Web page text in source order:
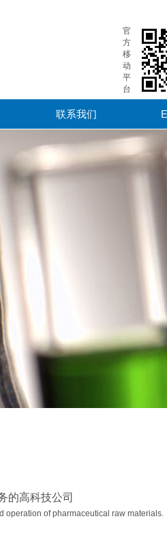
官
方
移
动
平
台
联系我们
的高科技公司
operation of pharmaceutical raw materials.